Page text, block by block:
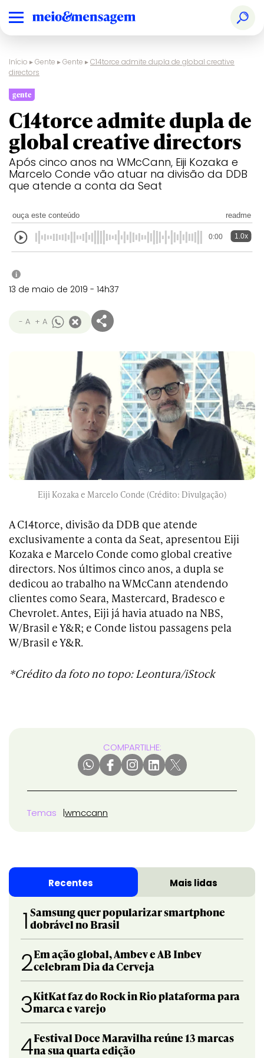
Início ▸Gente ▸Gente ▸C14torce admite dupla de global creative
directors
gente
C14torce admite dupla de
global creative directors
Após cinco anos na WMcCann, Eiji Kozaka e
Marcelo Conde vão atuar na divisão da DDB
que atende a conta da Seat
ouça este conteúdo readme
0:00 1.0x
i
13 de maio de 2019 - 14h37
- A + A
Eiji Kozaka e Marcelo Conde (Crédito: Divulgação)
A C14torce, divisão da DDB que atende
exclusivamente a conta da Seat, apresentou Eiji
Kozaka e Marcelo Conde como global creative
directors. Nos últimos cinco anos, a dupla se
dedicou ao trabalho na WMcCann atendendo
clientes como Seara, Mastercard, Bradesco e
Chevrolet. Antes, Eiji já havia atuado na NBS,
W/Brasil e Y&R; e Conde listou passagens pela
W/Brasil e Y&R.
*Crédito da foto no topo: Leontura/iStock
COMPARTILHE:
Temas wmccann
Recentes Mais lidas
1 Samsung quer popularizar smartphone
dobrável no Brasil
2Em ação global, Ambev e AB Inbev
celebram Dia da Cerveja
3KitKat faz do Rock in Rio plataforma para
marca e varejo
4Festival Doce Maravilha reúne 13 marcas
na sua quarta edição